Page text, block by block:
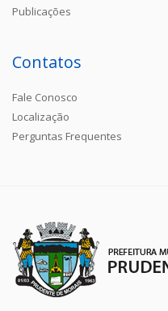
Publicações
Contatos
Fale Conosco
Localização
Perguntas Frequentes